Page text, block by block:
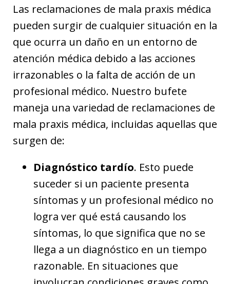
Las reclamaciones de mala praxis médica
pueden surgir de cualquier situación en la
que ocurra un daño en un entorno de
atención médica debido a las acciones
irrazonables o la falta de acción de un
profesional médico. Nuestro bufete
maneja una variedad de reclamaciones de
mala praxis médica, incluidas aquellas que
surgen de:
Diagnóstico tardío. Esto puede
suceder si un paciente presenta
síntomas y un profesional médico no
logra ver qué está causando los
síntomas, lo que significa que no se
llega a un diagnóstico en un tiempo
razonable. En situaciones que